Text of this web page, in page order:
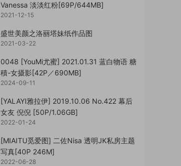
Vanessa 淡淡红粉[69P/644MB]
2021-12-15
盛世美颜之洛丽塔妹纸作品图
2021-03-22
0048 [YouMi尤蜜] 2021.01.31 蓝白物语 糖
積-女摄影[42P／690MB]
2024-09-11
[YALAYI雅拉伊] 2019.10.06 No.422 幕后
女友 倪倪 [50P/1.06GB]
2022-01-24
[MIAITU觅爱图] 二佐Nisa 透明JK私房主题
写真[40P 246M]
2022-06-28